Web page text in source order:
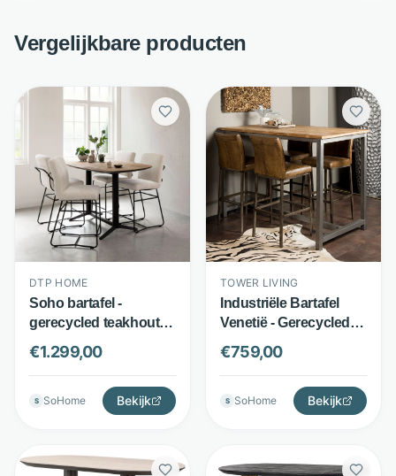
Vergelijkbare producten
DTP HOME
Soho bartafel -
gerecycled teakhout -
Deens ovaal - bruin -
DTP Home
€1.299,00
S SoHome Bekijk
TOWER LIVING
Industriële Bartafel
Venetië - Gerecycled
teakhout en staal -
white wash blad -
Bruin - Tower Living
€759,00
S SoHome Bekijk